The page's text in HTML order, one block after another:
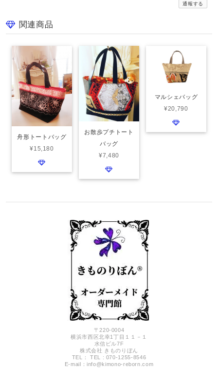
通報する
関連商品
舟形トートバッグ
¥15,180
お散歩プチトート
バッグ
¥7,480
マルシェバッグ
¥20,790
〒220-0004
横浜市西区北幸1丁目１１－１
水信ビル7F
株式会社 きものりぼん
TEL： TEL : 070-1255-8546
E-mail：info@kimono-reborn.com